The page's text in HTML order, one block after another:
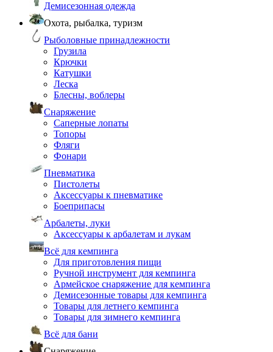
Демисезонная одежда
Охота, рыбалка, туризм
Рыболовные принадлежности
Грузила
Крючки
Катушки
Леска
Блесны, воблеры
Снаряжение
Саперные лопаты
Топоры
Фляги
Фонари
Пневматика
Пистолеты
Аксессуары к пневматике
Боеприпасы
Арбалеты, луки
Аксессуары к арбалетам и лукам
Всё для кемпинга
Для приготовления пищи
Ручной инструмент для кемпинга
Армейское снаряжение для кемпинга
Демисезонные товары для кемпинга
Товары для летнего кемпинга
Товары для зимнего кемпинга
Всё для бани